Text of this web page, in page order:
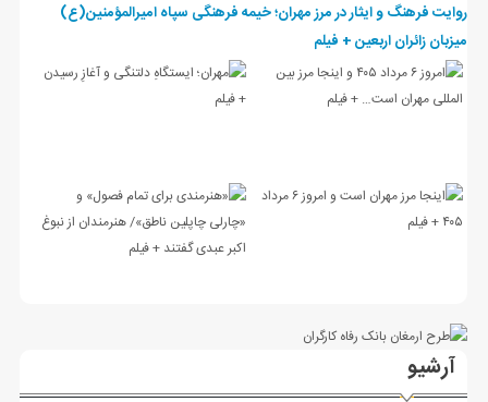
روایت فرهنگ و ایثار در مرز مهران؛ خیمه فرهنگی سپاه امیرالمؤمنین(ع)
میزبان زائران اربعین + فیلم
آرشیو